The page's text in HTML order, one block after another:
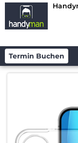
Termin Buchen